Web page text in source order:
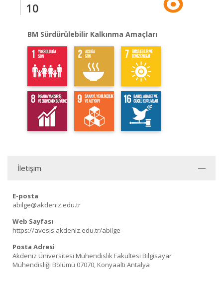
10
BM Sürdürülebilir Kalkınma Amaçları
İletişim
E-posta
abilge@akdeniz.edu.tr
Web Sayfası
https://avesis.akdeniz.edu.tr/abilge
Posta Adresi
Akdeniz Üniversitesi Mühendislik Fakültesi Bilgisayar
Mühendisliği Bölümü 07070, Konyaaltı Antalya